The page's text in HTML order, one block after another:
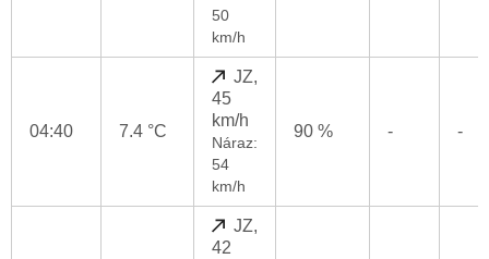
50
km/h
04:40 7.4 °C
JZ,
45
km/h
Náraz:
54
km/h
90 % - -
JZ,
42